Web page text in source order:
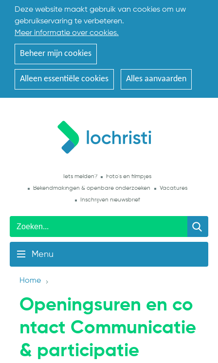
Deze website maakt gebruik van cookies om uw
gebruikservaring te verbeteren.
Meer informatie over cookies.
Beheer mijn cookies
Alleen essentiële cookies Alles aanvaarden
Iets melden?
Foto's en filmpjes
Bekendmakingen & openbare onderzoeken
Vacatures
Inschrijven nieuwsbrief
Menu
Home
Openingsuren en co
ntact Communicatie
& participatie